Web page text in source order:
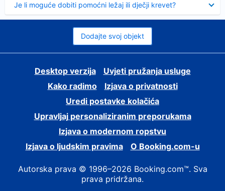
Je li moguće dobiti pomoćni ležaj ili dječji krevet?
Dodajte svoj objekt
Desktop verzija
Uvjeti pružanja usluge
Kako radimo
Izjava o privatnosti
Uredi postavke kolačića
Upravljaj personaliziranim preporukama
Izjava o modernom ropstvu
Izjava o ljudskim pravima
O Booking.com-u
Autorska prava © 1996–2026 Booking.com™. Sva
prava pridržana.